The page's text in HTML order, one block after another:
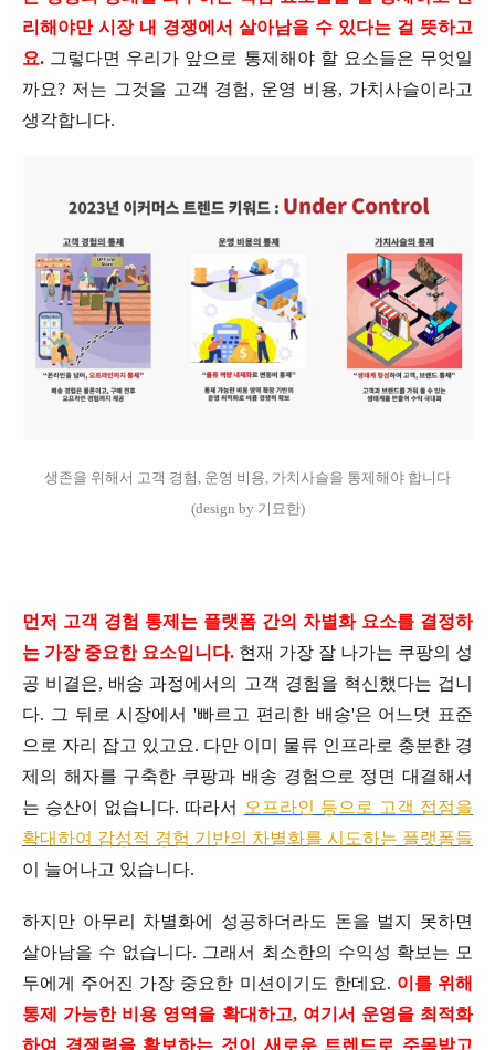
리해야만 시장 내 경쟁에서 살아남을 수 있다는 걸 뜻하고
요. 그렇다면 우리가 앞으로 통제해야 할 요소들은 무엇일
까요? 저는 그것을 고객 경험, 운영 비용, 가치사슬이라고
생각합니다.
생존을 위해서 고객 경험, 운영 비용, 가치사슬을 통제해야 합니다
(design by 기묘한)
먼 저 고객 경험 통제는 플랫폼 간의 차별화 요소를 결정하
는 가장 중요한 요소입니다. 현재 가장 잘 나가는 쿠팡의 성
공 비결은, 배송 과정에서의 고객 경험을 혁신했다는 겁니
다. 그 뒤로 시장에서 '빠르고 편리한 배송'은 어느덧 표준
으로 자리 잡고 있고요. 다만 이미 물류 인프라로 충분한 경
제의 해자를 구축한 쿠팡과 배송 경험으로 정면 대결해서
는 승산이 없습니다. 따라서
오프라인 등으로 고객 접점을
확대하여 감성적 경험 기반의 차별화를 시도하는 플랫폼들
이 늘어나고 있습니다.
하지만 아무리 차별화에 성공하더라도 돈을 벌지 못하면
살아남을 수 없습니다. 그래서 최소한의 수익성 확보는 모
두에게 주어진 가장 중요한 미션이기도 한데요. 이를 위해
통제 가능한 비용 영역을 확대하고, 여기서 운영을 최적화
하여 경쟁력을 확보하는 것이 새로운 트렌드로 주목받고